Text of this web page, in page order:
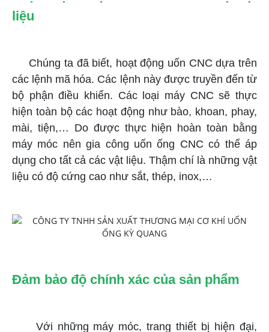
liệu
Chúng ta đã biết, hoạt động uốn CNC dựa trên
các lệnh mã hóa. Các lệnh này được truyền đến từ
bộ phận điều khiển. Các loại máy CNC sẽ thực
hiện toàn bộ các hoạt động như bào, khoan, phay,
mài, tiện,… Do được thực hiện hoàn toàn bằng
máy móc nên gia công uốn ống CNC có thể áp
dụng cho tất cả các vật liệu. Thậm chí là những vật
liệu có độ cứng cao như sắt, thép, inox,…
Đảm bảo độ chính xác của sản phẩm
Với những máy móc, trang thiết bị hiện đại,